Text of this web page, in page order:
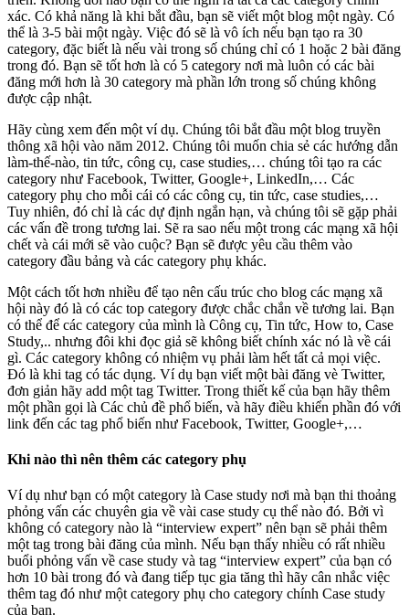
xác. Có khả năng là khi bắt đầu, bạn sẽ viết một blog một ngày. Có
thể là 3-5 bài một ngày. Việc đó sẽ là vô ích nếu bạn tạo ra 30
category, đặc biết là nếu vài trong số chúng chỉ có 1 hoặc 2 bài đăng
trong đó. Bạn sẽ tốt hơn là có 5 category nơi mà luôn có các bài
đăng mới hơn là 30 category mà phần lớn trong số chúng không
được cập nhật.
Hãy cùng xem đến một ví dụ. Chúng tôi bắt đầu một blog truyền
thông xã hội vào năm 2012. Chúng tôi muốn chia sẻ các hướng dẫn
làm-thế-nào, tin tức, công cụ, case studies,… chúng tôi tạo ra các
category như Facebook, Twitter, Google+, LinkedIn,… Các
category phụ cho mỗi cái có các công cụ, tin tức, case studies,…
Tuy nhiên, đó chỉ là các dự định ngắn hạn, và chúng tôi sẽ gặp phải
các vấn đề trong tương lai. Sẽ ra sao nếu một trong các mạng xã hội
chết và cái mới sẽ vào cuộc? Bạn sẽ được yêu cầu thêm vào
category đầu bảng và các category phụ khác.
Một cách tốt hơn nhiều để tạo nên cấu trúc cho blog các mạng xã
hội này đó là có các top category được chắc chắn về tương lai. Bạn
có thể để các category của mình là Công cụ, Tin tức, How to, Case
Study,.. nhưng đôi khi đọc giả sẽ không biết chính xác nó là về cái
gì. Các category không có nhiệm vụ phải làm hết tất cả mọi việc.
Đó là khi tag có tác dụng. Ví dụ bạn viết một bài đăng vè Twitter,
đơn giản hãy add một tag Twitter. Trong thiết kế của bạn hãy thêm
một phần gọi là Các chủ đề phổ biến, và hãy điều khiển phần đó với
link đến các tag phổ biến như Facebook, Twitter, Google+,…
Khi nào thì nên thêm các category phụ
Ví dụ như bạn có một category là Case study nơi mà bạn thi thoảng
phỏng vấn các chuyên gia về vài case study cụ thể nào đó. Bởi vì
không có category nào là “interview expert” nên bạn sẽ phải thêm
một tag trong bài đăng của mình. Nếu bạn thấy nhiều có rất nhiều
buổi phỏng vấn về case study và tag “interview expert” của bạn có
hơn 10 bài trong đó và đang tiếp tục gia tăng thì hãy cân nhắc việc
thêm tag đó như một category phụ cho category chính Case study
của bạn.